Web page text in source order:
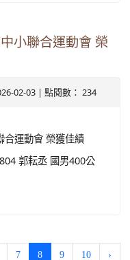
小聯合運動會 榮
02-03 | 點閱數： 234
合運動會 榮獲佳績
郭耘丞 國男400公
7 8(current)
9 10 ›